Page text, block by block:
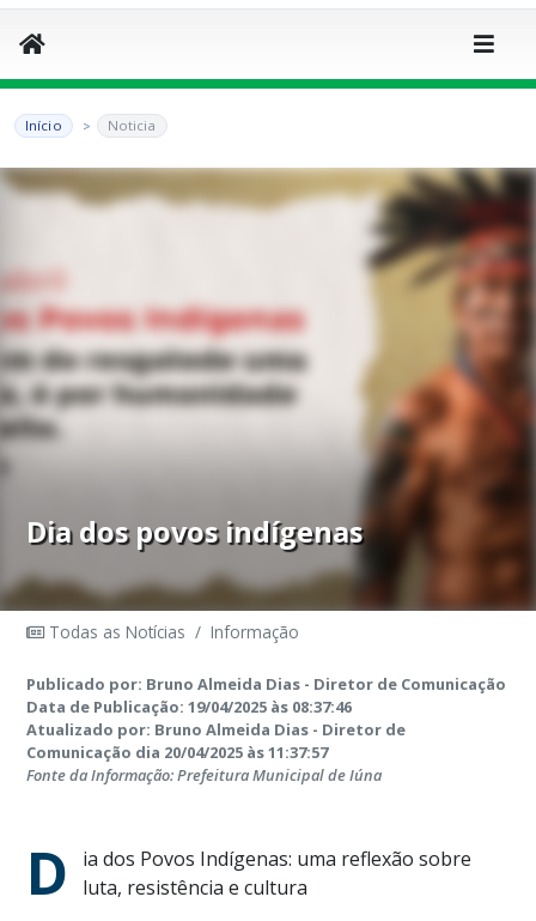
Início Noticia
Dia dos povos indígenas
Todas as Notícias / Informação
Publicado por: Bruno Almeida Dias - Diretor de Comunicação
Data de Publicação: 19/04/2025 às 08:37:46
Atualizado por: Bruno Almeida Dias - Diretor de
Comunicação dia 20/04/2025 às 11:37:57
Fonte da Informação: Prefeitura Municipal de Iúna
D
ia dos Povos Indígenas: uma reflexão sobre
luta, resistência e cultura